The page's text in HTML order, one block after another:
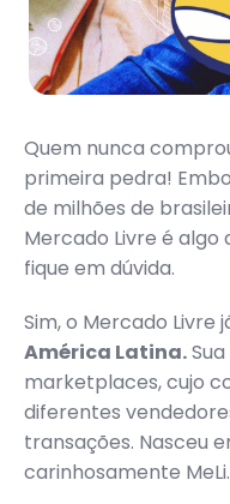
Quem nunca
primeira pedra!
de milhões de
Mercado Livre é
fique em dúvida.
Sim, o Mercado Livre
América Latina.
marketplaces, cujo
diferentes
transações. Nasceu
carinhosamente MeLi.